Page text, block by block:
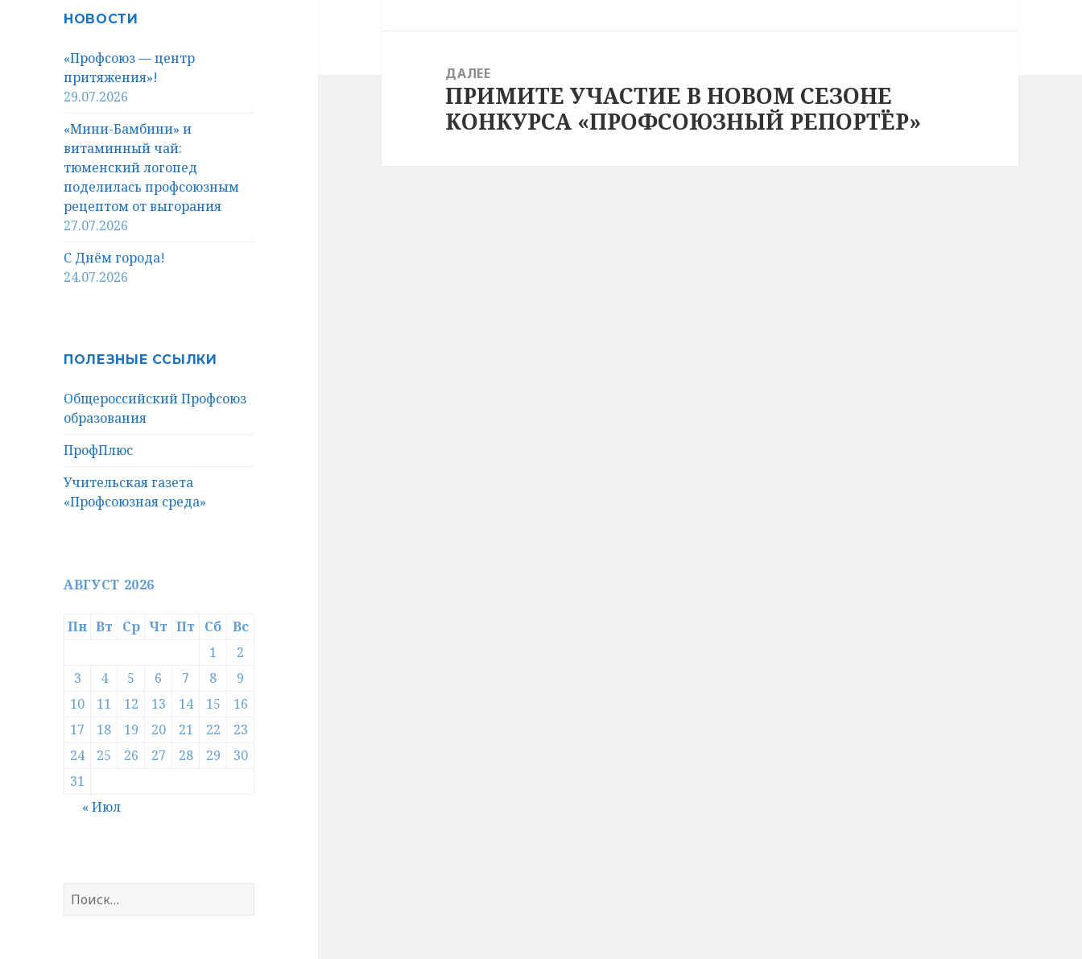
НОВОСТИ
«Профсоюз — центр
притяжения»!
29.07.2026
«Мини-Бамбини» и
витаминный чай:
тюменский логопед
поделилась профсоюзным
рецептом от выгорания
27.07.2026
С Днём города!
24.07.2026
ПОЛЕЗНЫЕ ССЫЛКИ
Общероссийский Профсоюз
образования
ПрофПлюс
Учительская газета
«Профсоюзная среда»
АВГУСТ 2026
Пн Вт Ср Чт Пт Сб
Вс
1
2
3
4 5 6 7 8
9
10
11 12 13 14 15
16
17
18 19 20 21 22
23
24
25 26 27 28 29
30
31
« Июл
Найти:
ДАЛЕЕ
Следующая
запись:
ПРИМИТЕ УЧАСТИЕ В НОВОМ СЕЗОНЕ
КОНКУРСА «ПРОФСОЮЗНЫЙ РЕПОРТЁР»